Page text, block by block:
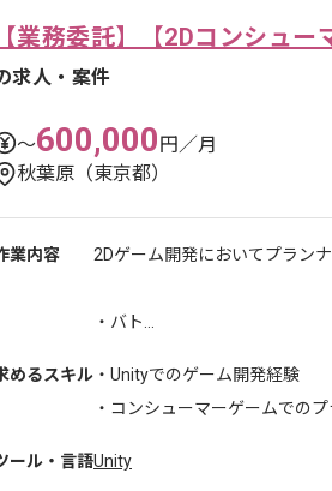
【業務委託】【2Dコンシュ
求人・案件
〜600,000円／月
秋葉原（東京都）
業内容 2Dゲーム開発においてプラン
・バト...
めるスキル ・Unityでのゲーム開発経験
・コンシューマーゲームでの
ール・言語Unity